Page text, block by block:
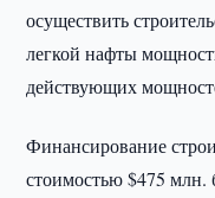
осуществить
легкой нафты
действующих
Финансирование
стоимостью $475 млн.